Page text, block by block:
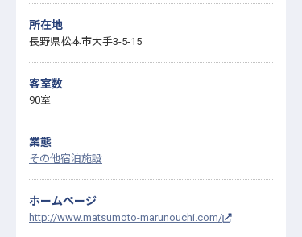
所在地
長野県松本市大手3-5-15
客室数
90室
業態
その他宿泊施設
ホームページ
http://www.matsumoto-marunouchi.com/